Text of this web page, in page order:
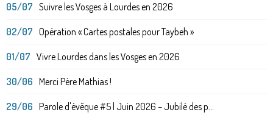
05/07 Suivre les Vosges à Lourdes en 2026
02/07 Opération « Cartes postales pour Taybeh »
01/07 Vivre Lourdes dans les Vosges en 2026
30/06 Merci Père Mathias !
29/06 Parole d'évêque #5 | Juin 2026 – Jubilé des p...